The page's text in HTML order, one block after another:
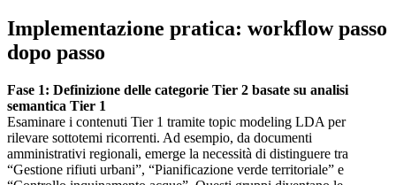
Implementazione pratica: workflow passo
dopo passo
Fase 1: Definizione delle categorie Tier 2 basate su analisi
semantica Tier 1
Esaminare i contenuti Tier 1 tramite topic modeling LDA per
rilevare sottotemi ricorrenti. Ad esempio, da documenti
amministrativi regionali, emerge la necessità di distinguere tra
“Gestione rifiuti urbani”, “Pianificazione verde territoriale” e